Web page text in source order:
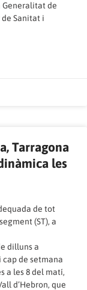
Generalitat de
Sanitat i
Tarragona
les
de tot
(ST), a
dilluns a
cap de setmana
a les 8 del matí,
d’Hebron, que